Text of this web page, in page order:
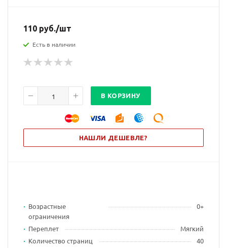
110 руб./шт
Есть в наличии
В КОРЗИНУ
НАШЛИ ДЕШЕВЛЕ?
Возрастные
ограничения
0+
Переплет
Мягкий
Количество страниц
40